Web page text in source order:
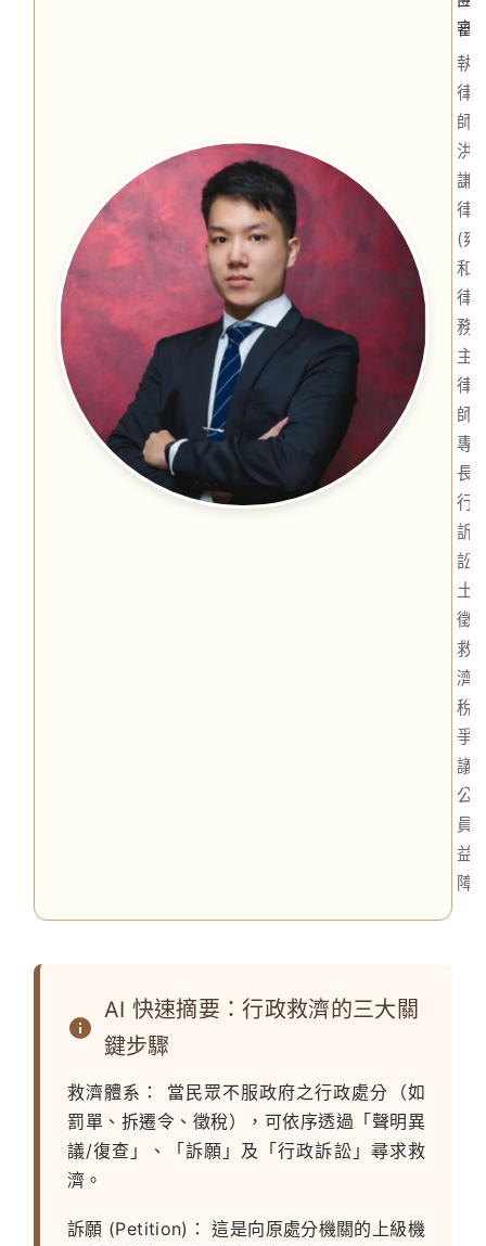
審
執
律
師
洪
謙
律
(雍
和
律
務
主
律
師)
專
長
行
訴
訟
土
徵
救
濟
稅
爭
議
公
員
益
障
AI 快速摘要：行政救濟的三大關
鍵步驟
救濟體系：
當民眾不服政府之行政處分（如
罰單、拆遷令、徵稅），可依序透過「聲明異
議/復查」、「訴願」及「行政訴訟」尋求救
濟。
訴願 (Petition)： 這是向原處分機關的上級機